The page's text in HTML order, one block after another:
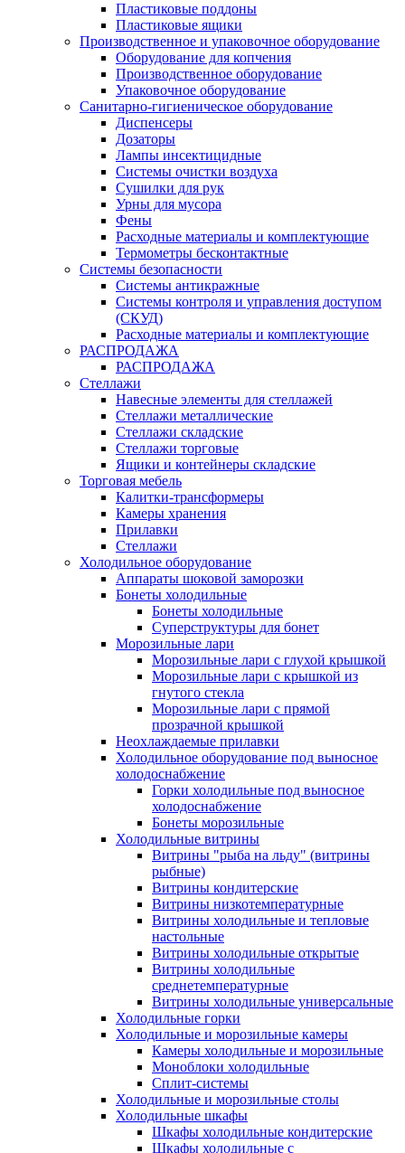
Пластиковые поддоны
Пластиковые ящики
Производственное и упаковочное оборудование
Оборудование для копчения
Производственное оборудование
Упаковочное оборудование
Санитарно-гигиеническое оборудование
Диспенсеры
Дозаторы
Лампы инсектицидные
Системы очистки воздуха
Сушилки для рук
Урны для мусора
Фены
Расходные материалы и комплектующие
Термометры бесконтактные
Системы безопасности
Системы антикражные
Системы контроля и управления доступом
(СКУД)
Расходные материалы и комплектующие
РАСПРОДАЖА
РАСПРОДАЖА
Стеллажи
Навесные элементы для стеллажей
Стеллажи металлические
Стеллажи складские
Стеллажи торговые
Ящики и контейнеры складские
Торговая мебель
Калитки-трансформеры
Камеры хранения
Прилавки
Стеллажи
Холодильное оборудование
Аппараты шоковой заморозки
Бонеты холодильные
Бонеты холодильные
Суперструктуры для бонет
Морозильные лари
Морозильные лари с глухой крышкой
Морозильные лари с крышкой из
гнутого стекла
Морозильные лари с прямой
прозрачной крышкой
Неохлаждаемые прилавки
Холодильное оборудование под выносное
холодоснабжение
Горки холодильные под выносное
холодоснабжение
Бонеты морозильные
Холодильные витрины
Витрины "рыба на льду" (витрины
рыбные)
Витрины кондитерские
Витрины низкотемпературные
Витрины холодильные и тепловые
настольные
Витрины холодильные открытые
Витрины холодильные
среднетемпературные
Витрины холодильные универсальные
Холодильные горки
Холодильные и морозильные камеры
Камеры холодильные и морозильные
Моноблоки холодильные
Сплит-системы
Холодильные и морозильные столы
Холодильные шкафы
Шкафы холодильные кондитерские
Шкафы холодильные с